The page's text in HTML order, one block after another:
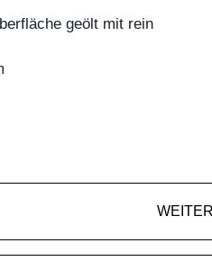
geölt mit rein